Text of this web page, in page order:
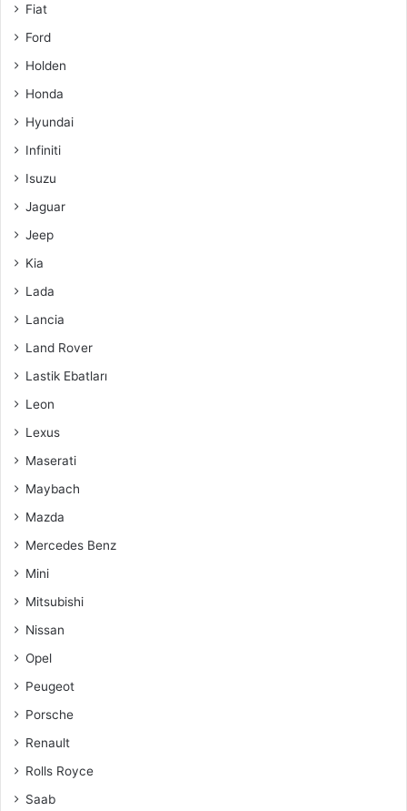
Fiat
Ford
Holden
Honda
Hyundai
Infiniti
Isuzu
Jaguar
Jeep
Kia
Lada
Lancia
Land Rover
Lastik Ebatları
Leon
Lexus
Maserati
Maybach
Mazda
Mercedes Benz
Mini
Mitsubishi
Nissan
Opel
Peugeot
Porsche
Renault
Rolls Royce
Saab